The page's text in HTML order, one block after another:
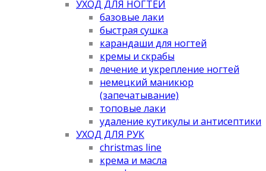
УХОД ДЛЯ НОГТЕЙ
базовые лаки
быстрая сушка
карандаши для ногтей
кремы и скрабы
лечение и укрепление ногтей
немецкий маникюр
(запечатывание)
топовые лаки
удаление кутикулы и антисептики
УХОД ДЛЯ РУК
christmas line
крема и масла